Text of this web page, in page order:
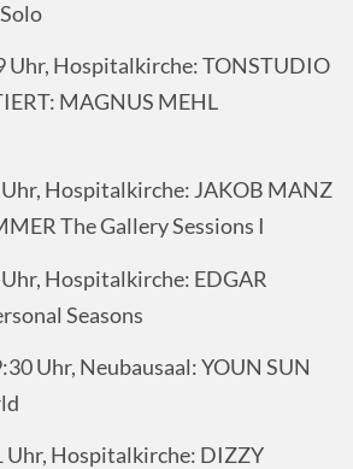
Uhr, Hospitalkirche: TONSTUDIO
MAGNUS MEHL
Uhr, Hospitalkirche: JAKOB MANZ
The Gallery Sessions I
Hospitalkirche: EDGAR
Seasons
Uhr, Neubausaal: YOUN SUN
Uhr, Hospitalkirche: DIZZY